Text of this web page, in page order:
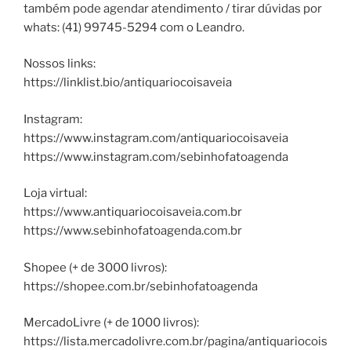
também pode agendar atendimento / tirar dúvidas por
whats: (41) 99745-5294 com o Leandro.
Nossos links:
https://linklist.bio/antiquariocoisaveia
Instagram:
https://www.instagram.com/antiquariocoisaveia
https://www.instagram.com/sebinhofatoagenda
Loja virtual:
https://www.antiquariocoisaveia.com.br
https://www.sebinhofatoagenda.com.br
Shopee (+ de 3000 livros):
https://shopee.com.br/sebinhofatoagenda
MercadoLivre (+ de 1000 livros):
https://lista.mercadolivre.com.br/pagina/antiquariocois